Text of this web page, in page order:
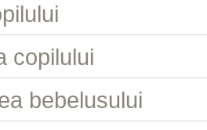
copilului
bebelusului